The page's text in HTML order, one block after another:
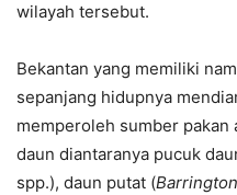
wilayah tersebut.
Bekantan yang memiliki
sepanjang hidupnya
memperoleh sumber pakan
daun diantaranya pucuk
spp.), daun putat (